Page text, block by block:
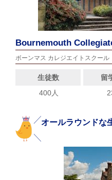
Bournemouth
ボーンマス カレジエイトスクール
生徒数 留
400人
オールラウンドな